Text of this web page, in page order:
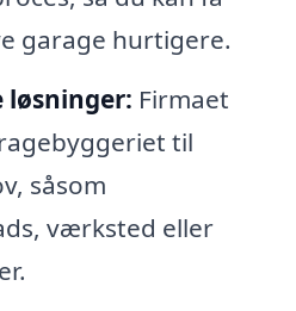
garage hurtigere.
løsninger: Firmaet
til
såsom
værksted eller